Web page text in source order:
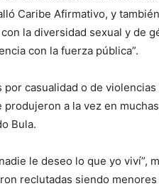
Caribe Afirmativo, y
la diversidad sexual y de
con la fuerza pública”.
por casualidad o de
produjeron a la vez en
Bula.
le deseo lo que yo viví”,
reclutadas siendo